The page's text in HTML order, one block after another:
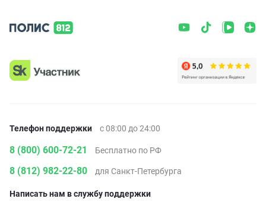
Телефон поддержки с 08:00 до 24:00
8 (800) 600-72-21 Бесплатно по РФ
8 (812) 982-22-80 для Санкт-Петербурга
Написать нам в службу поддержки